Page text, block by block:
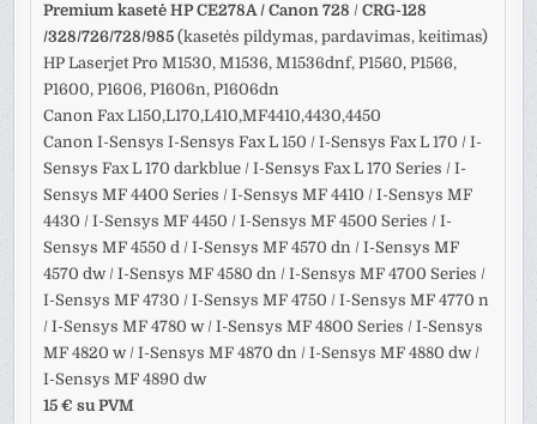
Premium kasetė HP CE278A / Canon 728 /CRG-128
/328/726/728/985 (kasetės pildymas, pardavimas, keitimas)
HP Laserjet Pro M1530, M1536, M1536dnf, P1560, P1566,
P1600, P1606, P1606n, P1606dn
Canon Fax L150,L170,L410,MF4410,4430,4450
Canon I-Sensys I-Sensys Fax L 150 / I-Sensys Fax L 170 / I-
Sensys Fax L 170 darkblue / I-Sensys Fax L 170 Series / I-
Sensys MF 4400 Series / I-Sensys MF 4410 / I-Sensys MF
4430 / I-Sensys MF 4450 / I-Sensys MF 4500 Series / I-
Sensys MF 4550 d / I-Sensys MF 4570 dn / I-Sensys MF
4570 dw / I-Sensys MF 4580 dn / I-Sensys MF 4700 Series /
I-Sensys MF 4730 / I-Sensys MF 4750 / I-Sensys MF 4770 n
/ I-Sensys MF 4780 w / I-Sensys MF 4800 Series / I-Sensys
MF 4820 w / I-Sensys MF 4870 dn / I-Sensys MF 4880 dw /
I-Sensys MF 4890 dw
15 € su PVM